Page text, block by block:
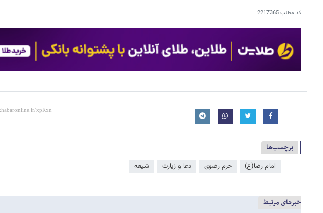
کد مطلب2217365
برچسب‌ها
امام رضا(ع) حرم رضوی دعا و زیارت شیعه
خبرهای مرتبط